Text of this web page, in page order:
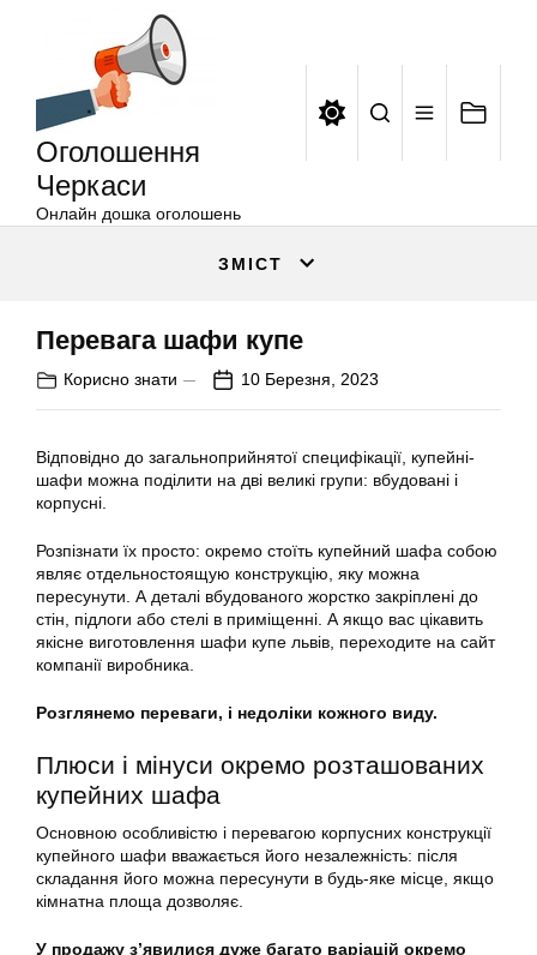
Оголошення
Черкаси
Онлайн дошка оголошень
ЗМІСТ
Перевага шафи купе
Корисно знати 10 Березня, 2023
Відповідно до загальноприйнятої специфікації, купейні-
шафи можна поділити на дві великі групи: вбудовані і
корпусні.
Розпізнати їх просто: окремо стоїть купейний шафа собою
являє отдельностоящую конструкцію, яку можна
пересунути. А деталі вбудованого жорстко закріплені до
стін, підлоги або стелі в приміщенні. А якщо вас цікавить
якісне виготовлення шафи купе львів, переходите на сайт
компанії виробника.
Розглянемо переваги, і недоліки кожного виду.
Плюси і мінуси окремо розташованих
купейних шафа
Основною особливістю і перевагою корпусних конструкції
купейного шафи вважається його незалежність: після
складання його можна пересунути в будь-яке місце, якщо
кімнатна площа дозволяє.
У продажу з’явилися дуже багато варіацій окремо